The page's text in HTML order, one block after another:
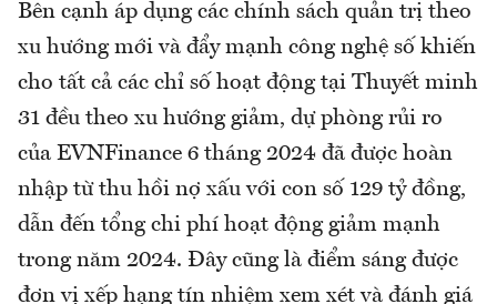
Bên cạnh áp dụng các chính sách quản trị theo
xu hướng mới và đẩy mạnh công nghệ số khiến
cho tất cả các chỉ số hoạt động tại Thuyết minh
31 đều theo xu hướng giảm, dự phòng rủi ro
của EVNFinance 6 tháng 2024 đã được hoàn
nhập từ thu hồi nợ xấu với con số 129 tỷ đồng,
dẫn đến tổng chi phí hoạt động giảm mạnh
trong năm 2024. Đây cũng là điểm sáng được
đơn vị xếp hạng tín nhiệm xem xét và đánh giá